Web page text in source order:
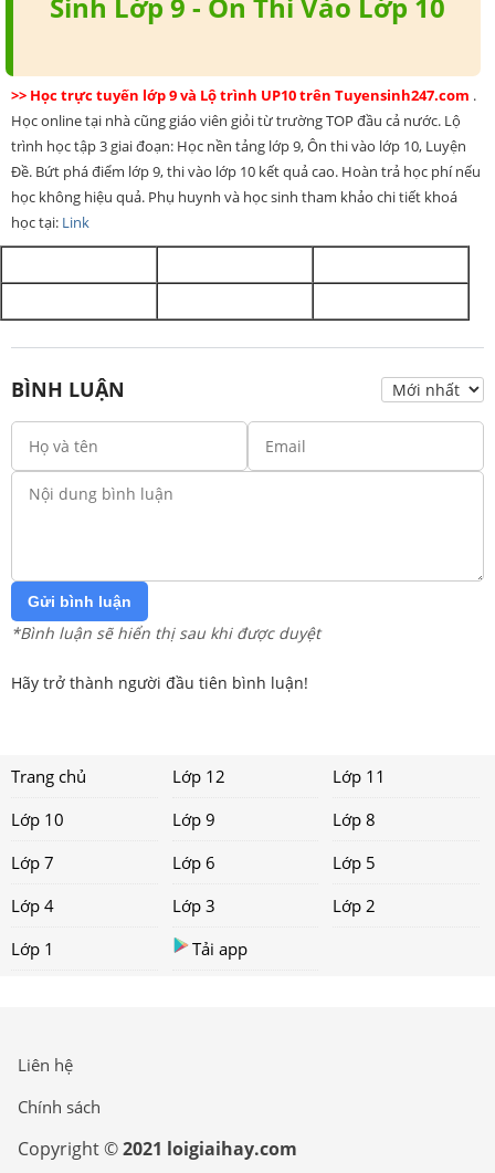
>> Học trực tuyến lớp 9 và Lộ trình UP10 trên Tuyensinh247.com .
Học online tại nhà cũng giáo viên giỏi từ trường TOP đầu cả nước. Lộ
trình học tập 3 giai đoạn: Học nền tảng lớp 9, Ôn thi vào lớp 10, Luyện
Đề. Bứt phá điểm lớp 9, thi vào lớp 10 kết quả cao. Hoàn trả học phí nếu
học không hiệu quả. Phụ huynh và học sinh tham khảo chi tiết khoá
học tại: Link
BÌNH LUẬN
Gửi bình luận
*Bình luận sẽ hiển thị sau khi được duyệt
Hãy trở thành người đầu tiên bình luận!
Trang chủ Lớp 12
Lớp 11
Lớp 10
Lớp 9
Lớp 8
Lớp 7
Lớp 6
Lớp 5
Lớp 4
Lớp 3
Lớp 2
Lớp 1
Tải app
Liên hệ
Chính sách
Copyright ©2021 loigiaihay.com